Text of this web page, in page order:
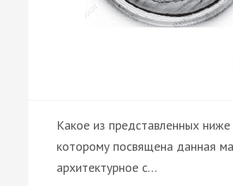
Какое из представленных
которому посвящена данная
архитектурное с…